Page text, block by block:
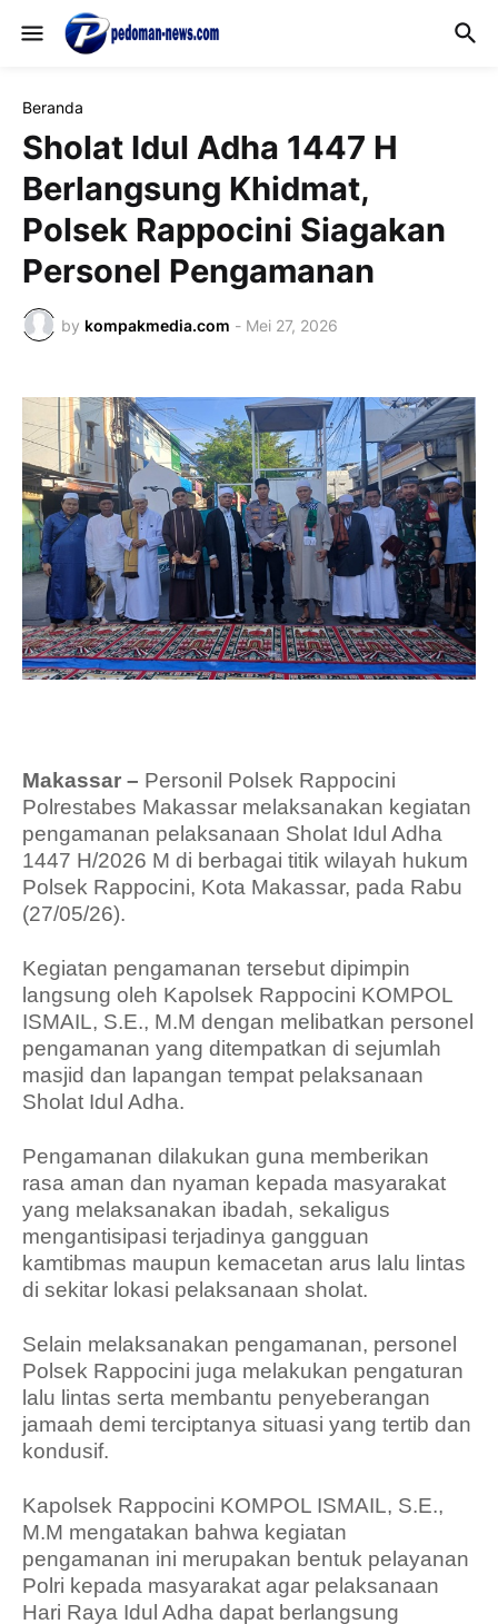
Beranda
Sholat Idul Adha 1447 H
Berlangsung Khidmat,
Polsek Rappocini Siagakan
Personel Pengamanan
by kompakmedia.com - Mei 27, 2026
Makassar – Personil Polsek Rappocini
Polrestabes Makassar melaksanakan kegiatan
pengamanan pelaksanaan Sholat Idul Adha
1447 H/2026 M di berbagai titik wilayah hukum
Polsek Rappocini, Kota Makassar, pada Rabu
(27/05/26).
Kegiatan pengamanan tersebut dipimpin
langsung oleh Kapolsek Rappocini KOMPOL
ISMAIL, S.E., M.M dengan melibatkan personel
pengamanan yang ditempatkan di sejumlah
masjid dan lapangan tempat pelaksanaan
Sholat Idul Adha.
Pengamanan dilakukan guna memberikan
rasa aman dan nyaman kepada masyarakat
yang melaksanakan ibadah, sekaligus
mengantisipasi terjadinya gangguan
kamtibmas maupun kemacetan arus lalu lintas
di sekitar lokasi pelaksanaan sholat.
Selain melaksanakan pengamanan, personel
Polsek Rappocini juga melakukan pengaturan
lalu lintas serta membantu penyeberangan
jamaah demi terciptanya situasi yang tertib dan
kondusif.
Kapolsek Rappocini KOMPOL ISMAIL, S.E.,
M.M mengatakan bahwa kegiatan
pengamanan ini merupakan bentuk pelayanan
Polri kepada masyarakat agar pelaksanaan
Hari Raya Idul Adha dapat berlangsung